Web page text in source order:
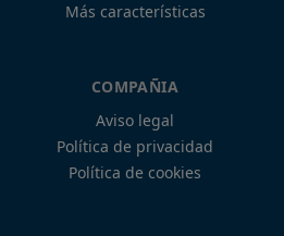
Más características
COMPAÑIA
Aviso legal
Política de privacidad
Política de cookies